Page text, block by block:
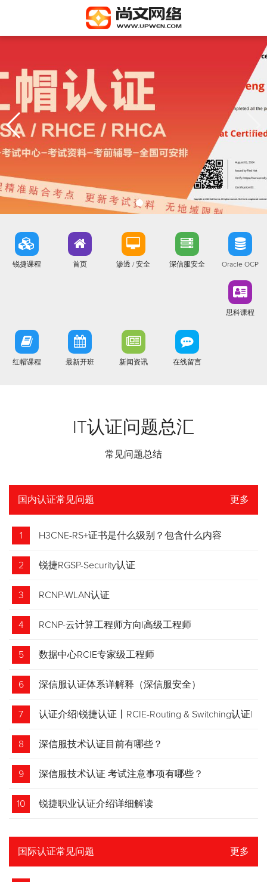
锐捷课程 首页 渗透 / 安全 深信服安全 Oracle OCP
思科课程
红帽课程 最新开班 新闻资讯 在线留言
IT认证问题总汇
常见问题总结
国内认证常见问题 更多
1 H3CNE-RS+证书是什么级别？包含什么内容
2 锐捷RGSP-Security认证
3 RCNP-WLAN认证
4 RCNP-云计算工程师方向|高级工程师
5 数据中心RCIE专家级工程师
6 深信服认证体系详解释（深信服安全）
7 认证介绍|锐捷认证丨RCIE-Routing & Switching认证|
专家级网络工程师
8 深信服技术认证目前有哪些？
9 深信服技术认证 考试注意事项有哪些？
10 锐捷职业认证介绍详细解读
国际认证常见问题 更多